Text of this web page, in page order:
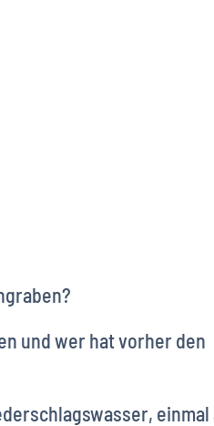
und wer hat vorher den
einmal